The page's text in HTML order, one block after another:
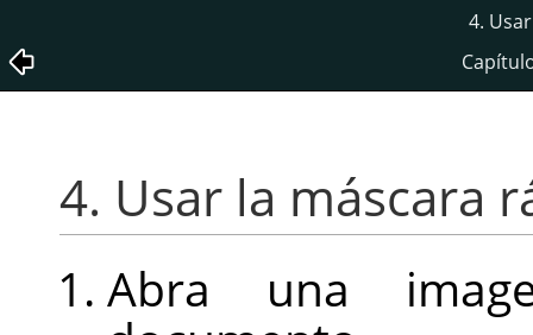
4.
4. Usar la máscara
Abra una